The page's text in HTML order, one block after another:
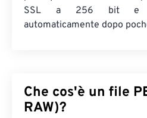
SSL a 256 bit e
automaticamente dopo
Che cos'è un file
RAW)?